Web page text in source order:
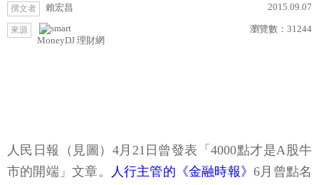
撰文者 賴宏昌 2015.09.07
來源
MoneyDJ 理財網
瀏覽數： 31244
人民日報（見圖）4月21日曾發表「4000點才是A股牛
市的開端」文章。
人行主管的《金融時報》6月曾點名